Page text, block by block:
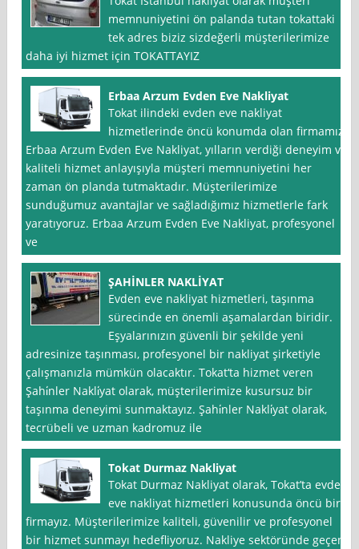
memnuniyetini ön palanda tutan tokattaki
tek adres biziz sizdeğerli müşterilerimize
daha iyi hizmet için TOKATTAYIZ
Erbaa Arzum Evden Eve Nakliyat
Tokat ilindeki evden eve nakliyat
hizmetlerinde öncü konumda olan firmamız
Erbaa Arzum Evden Eve Nakliyat, yılların verdiği deneyim ve
kaliteli hizmet anlayışıyla müşteri memnuniyetini her
zaman ön planda tutmaktadır. Müşterilerimize
sunduğumuz avantajlar ve sağladığımız hizmetlerle fark
yaratıyoruz. Erbaa Arzum Evden Eve Nakliyat, profesyonel
ve
ŞAHİNLER NAKLİYAT
Evden eve nakliyat hizmetleri, taşınma
sürecinde en önemli aşamalardan biridir.
Eşyalarınızın güvenli bir şekilde yeni
adresinize taşınması, profesyonel bir nakliyat şirketiyle
çalışmanızla mümkün olacaktır. Tokat‘ta hizmet veren
Şahi̇nler Nakli̇yat olarak, müşterilerimize kusursuz bir
taşınma deneyimi sunmaktayız. Şahi̇nler Nakli̇yat olarak,
tecrübeli ve uzman kadromuz ile
Tokat Durmaz Nakliyat
Tokat Durmaz Nakliyat olarak, Tokat’ta evden
eve nakliyat hizmetleri konusunda öncü bir
firmayız. Müşterilerimize kaliteli, güvenilir ve profesyonel
bir hizmet sunmayı hedefliyoruz. Nakliye sektöründe geçen